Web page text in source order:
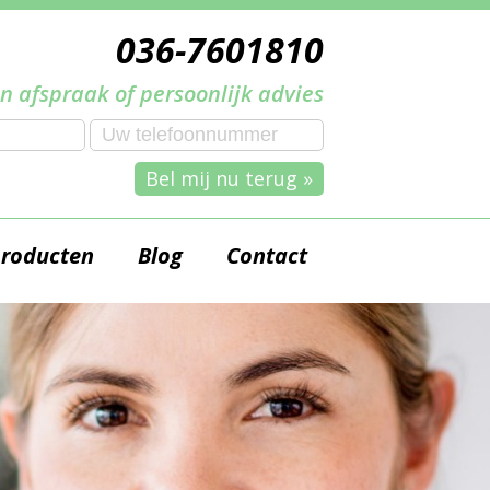
036-7601810
afspraak of persoonlijk advies
Bel mij nu terug »
Blog Contact